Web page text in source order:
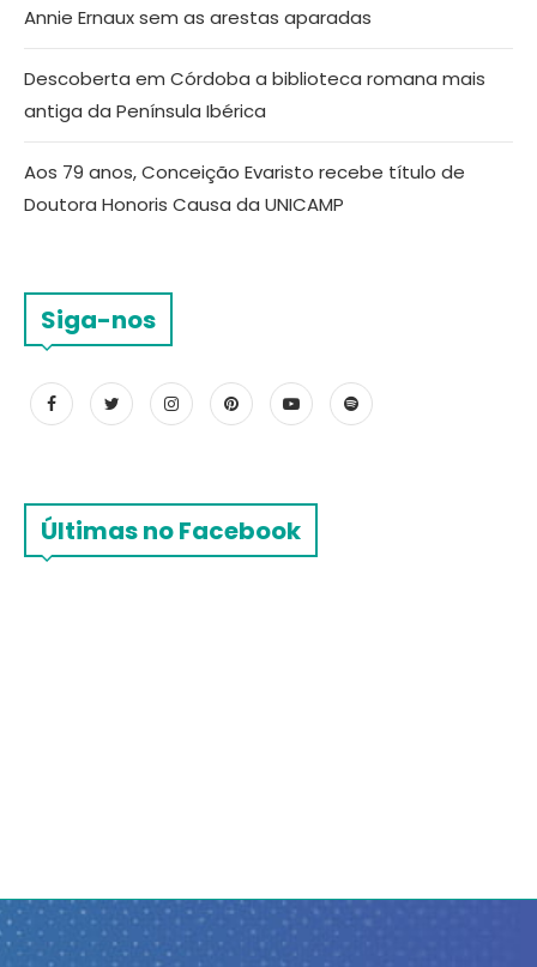
Annie Ernaux sem as arestas aparadas
Descoberta em Córdoba a biblioteca romana mais
antiga da Península Ibérica
Aos 79 anos, Conceição Evaristo recebe título de
Doutora Honoris Causa da UNICAMP
Siga-nos
Últimas no Facebook